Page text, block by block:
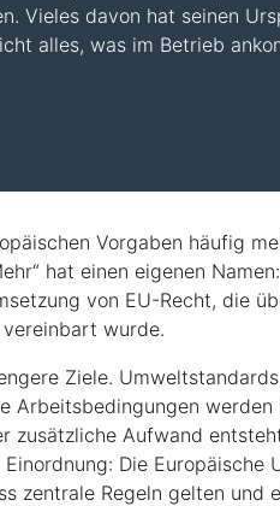
Vieles davon hat seinen
alles, was im Betrieb
Vorgaben häufig
hat einen eigenen
von EU-Recht, die
wurde.
Ziele.
Arbeitsbedingungen werden
zusätzliche Aufwand
Die Europäische
zentrale Regeln gelten und